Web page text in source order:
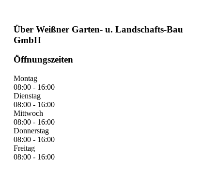
Über Weißner Garten- u. Landschafts-Bau
GmbH
Öffnungszeiten
Montag
08:00 - 16:00
Dienstag
08:00 - 16:00
Mittwoch
08:00 - 16:00
Donnerstag
08:00 - 16:00
Freitag
08:00 - 16:00